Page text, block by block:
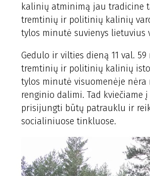
kalinių atminimą jau tradicine
tremtinių ir politinių kalinių
tylos minutė suvienys lietuvius
Gedulo ir vilties dieną 11 val.
tremtinių ir politinių kalinių
tylos minutė visuomenėje
renginio dalimi. Tad
prisijungti būtų patrauklu ir
socialiniuose tinkluose.